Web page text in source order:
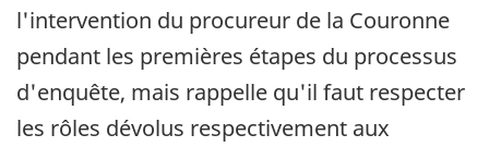
l'intervention du procureur de la Couronne
pendant les premières étapes du processus
d'enquête, mais rappelle qu'il faut respecter
les rôles dévolus respectivement aux